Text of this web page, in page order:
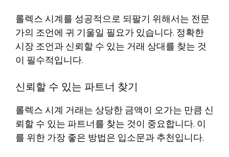
롤렉스 시계를 성공적으로 되팔기 위해서는 전문
가의 조언에 귀 기울일 필요가 있습니다. 정확한
시장 조언과 신뢰할 수 있는 거래 상대를 찾는 것
이 필수적입니다.
신뢰할 수 있는 파트너 찾기
롤렉스 시계 거래는 상당한 금액이 오가는 만큼 신
뢰할 수 있는 파트너를 찾는 것이 중요합니다. 이
를 위한 가장 좋은 방법은 입소문과 추천입니다.